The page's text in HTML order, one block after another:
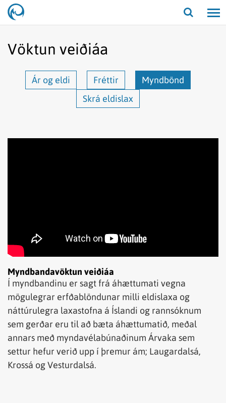
Opna/
Vöktun veiðiáa
Ár og eldi Fréttir
Myndbönd
Skrá eldislax
Myndbandavöktun veiðiáa
Í myndbandinu er sagt frá áhættumati vegna
mögulegrar erfðablöndunar milli eldislaxa og
náttúrulegra laxastofna á Íslandi og rannsóknum
sem gerðar eru til að bæta áhættumatið, meðal
annars með myndavélabúnaðinum Árvaka sem
settur hefur verið upp í þremur ám; Laugardalsá,
Krossá og Vesturdalsá.